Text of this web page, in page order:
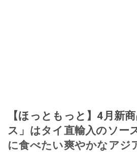
【ほっともっと】4月新
ス」はタイ直輸入のソー
に食べたい爽やかなアジ